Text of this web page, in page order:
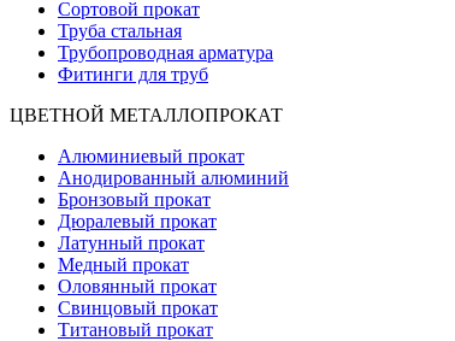
Сортовой прокат
Труба стальная
Трубопроводная арматура
Фитинги для труб
ЦВЕТНОЙ МЕТАЛЛОПРОКАТ
Алюминиевый прокат
Анодированный алюминий
Бронзовый прокат
Дюралевый прокат
Латунный прокат
Медный прокат
Оловянный прокат
Свинцовый прокат
Титановый прокат